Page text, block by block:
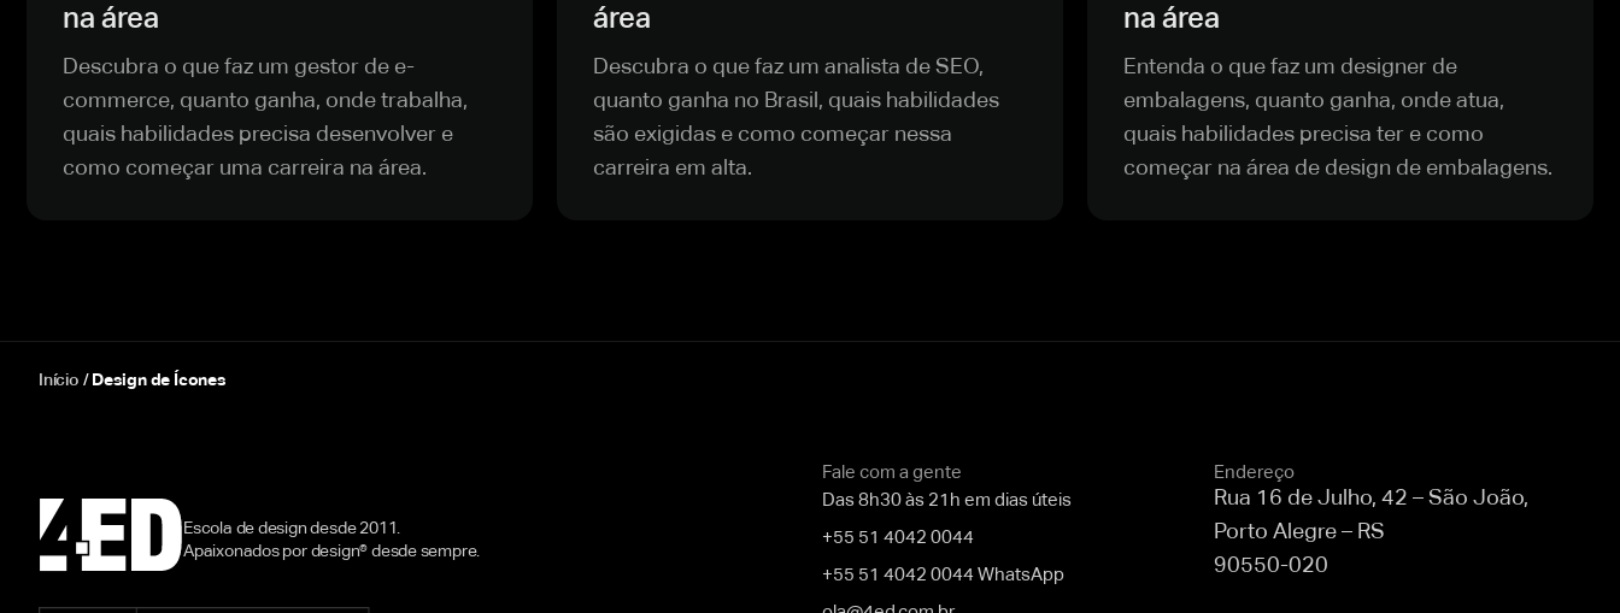
na área
Descubra o que faz um gestor de e-
commerce, quanto ganha, onde trabalha,
quais habilidades precisa desenvolver e
como começar uma carreira na área.
área
Descubra o que faz um analista de SEO,
quanto ganha no Brasil, quais habilidades
são exigidas e como começar nessa
carreira em alta.
na área
Entenda o que faz um designer de
embalagens, quanto ganha, onde atua,
quais habilidades precisa ter e como
começar na área de design de embalagens.
Início /Design de Ícones
Escola de design desde 2011.
Apaixonados por design® desde sempre.
Fale com a gente
Das 8h30 às 21h em dias úteis
+55 51 4042 0044
+55 51 4042 0044 WhatsApp
Endereço
Rua 16 de Julho, 42 – São João,
Porto Alegre – RS
90550-020